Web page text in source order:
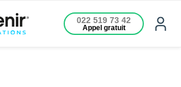
022 519 73 42
Appel gratuit